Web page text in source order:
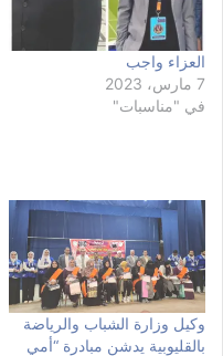
العزاء واجب
7 مارس، 2023
في "مناسبات"
وكيل وزارة الشباب والرياضة
بالقليوبية يدشن مبادرة “أمي